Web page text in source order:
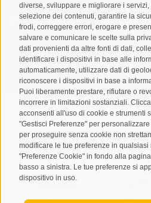
diverse, sviluppare e migliorare i
selezione dei contenuti, garantire la
frodi, correggere errori, erogare e
salvare e comunicare le scelte sulla
dati provenienti da altre fonti di dati,
identificare i dispositivi in base alle
automaticamente, utilizzare dati di
riconoscere i dispositivi in base a
Puoi liberamente prestare, rifiutare o
incorrere in limitazioni sostanziali.
acconsenti all'uso di cookie e strumenti
"Gestisci Preferenze" per
per proseguire senza cookie non
modificare le tue preferenze in
"Preferenze Cookie" in fondo alla
basso a sinistra. Le tue preferenze si
dispositivo in uso.
Letto e compreso laprivacy
trattamento dei dati personali
Mappa del sito • Credits •
Preferenze Cookies • created